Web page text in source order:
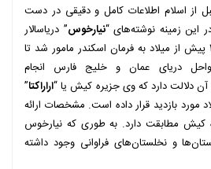
از اسلام اطلاعات کامل و دقیقی در دست
این زمینه نوشته‌های “نیارخوس” دریاسالار
یونانی است که در سال ۳۲۵ پیش از میلاد به فرمان اسکندر مامور شد تا
دریای عمان و خلیج فارس انجام
دلالت دارد که وی جزیره کیش یا “اراراکتا”
مورد بازدید قرار داده است. مشخصات ارائه
مطابقت دارد. به طوری که نیارخوس
و نخلستان‌های فراوانی وجود داشته